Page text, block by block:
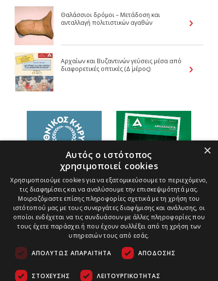
Θαλάσσιοι δρόμοι – Μετάδοση και
ανταλλαγή πολιτιστικών αγαθών
Αρχαίων και Βυζαντινών γεύσεις μέσα από
διαφορετικές οπτικές (Δ΄ μέρος)
×
Αυτός ο ιστότοπος
χρησιμοποιεί cookies
Χρησιμοποιούμε cookies για να εξατομικεύσουμε το περιεχόμενο,
τις διαφημίσεις και να αναλύσουμε την επισκεψιμότητά μας.
Μοιραζόμαστε επίσης πληροφορίες σχετικά με τη χρήση του
ιστότοπού μας με τους συνεργάτες διαφήμισης και ανάλυσης, οι
οποίοι ενδέχεται να τις συνδυάσουν με άλλες πληροφορίες που
τους έχετε παράσχει ή που έχουν συλλέξει από τη χρήση των
υπηρεσιών τους από εσάς.
ΑΠΟΛΎΤΩΣ ΑΠΑΡΑΊΤΗΤΑ ΑΠΌΔΟΣΗΣ
ΣΤΌΧΕΥΣΗΣ ΛΕΙΤΟΥΡΓΙΚΌΤΗΤΑΣ